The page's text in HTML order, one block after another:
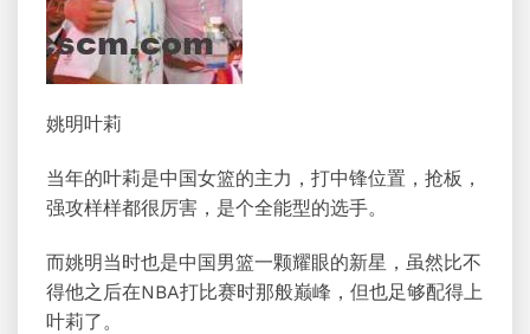
姚明叶莉
当年的叶莉是中国女篮的主力，打中锋位置，抢板，
强攻样样都很厉害，是个全能型的选手。
而姚明当时也是中国男篮一颗耀眼的新星，虽然比不
得他之后在NBA打比赛时那般巅峰，但也足够配得上
叶莉了。